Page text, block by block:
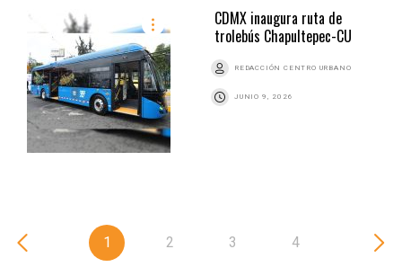
CDMX inaugura ruta de
trolebús Chapultepec-CU
REDACCIÓN CENTRO URBANO
JUNIO 9, 2026
1 2 3 4